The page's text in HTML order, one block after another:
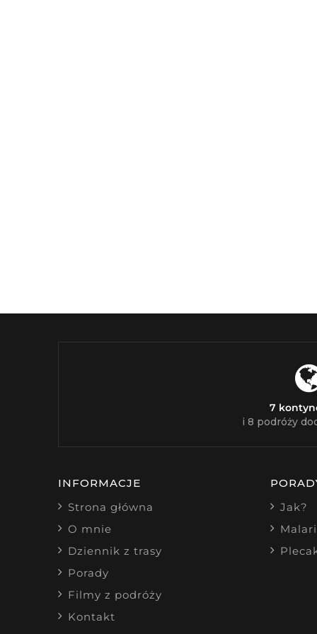
7
i 8 podróży
INFORMACJE
Strona główna
O mnie
Dziennik z trasy
Porady
Filmy z podróży
Kontakt
Jak?